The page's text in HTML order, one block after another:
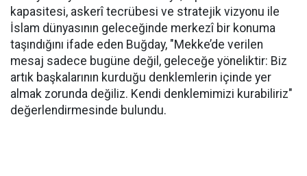
kapasitesi, askerî tecrübesi ve stratejik vizyonu ile
İslam dünyasının geleceğinde merkezî bir konuma
taşındığını ifade eden Buğday, "Mekke’de verilen
mesaj sadece bugüne değil, geleceğe yöneliktir: Biz
artık başkalarının kurduğu denklemlerin içinde yer
almak zorunda değiliz. Kendi denklemimizi kurabiliriz"
değerlendirmesinde bulundu.